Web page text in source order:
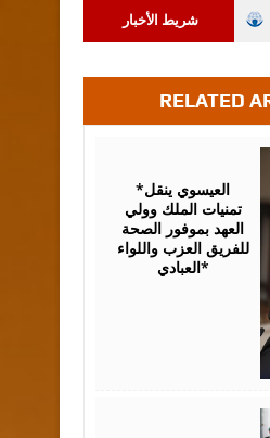
شريط الأخبار
RELATED
*العيسوي ينقل
تمنيات الملك وولي
العهد بموفور الصحة
للفريق العزب واللواء
العبادي*